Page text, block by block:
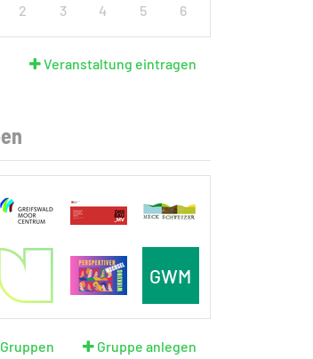
2 3 4 5 6
Veranstaltung eintragen
GWM
Gruppe anlegen